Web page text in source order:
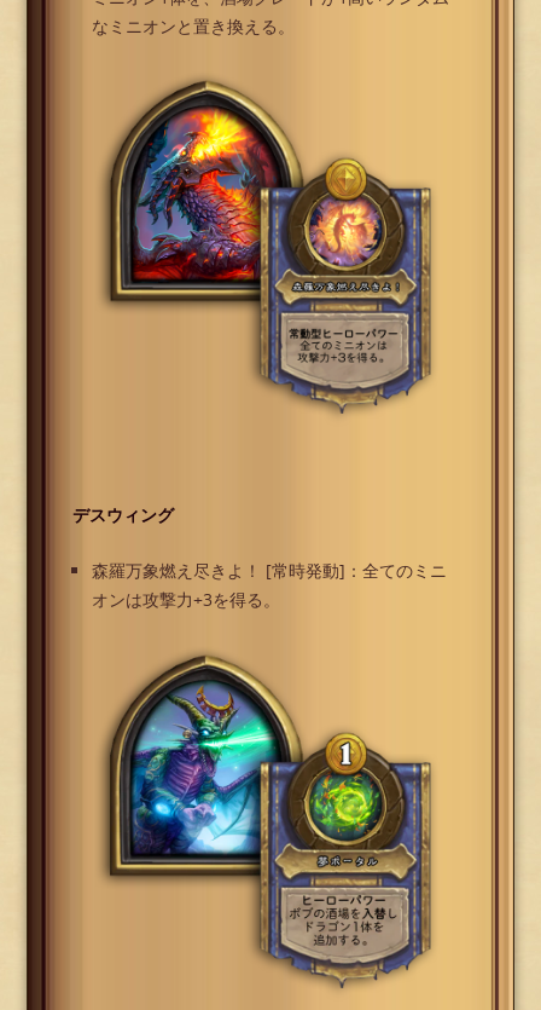
なミニオンと置き換える。
デスウィング
森羅万象燃え尽きよ！ [常時発動]：全てのミニ
オンは攻撃力+3を得る。